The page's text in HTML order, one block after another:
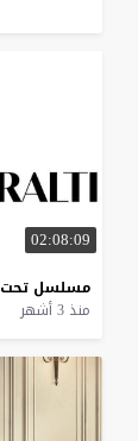
02:08:09
مسلسل تحت
منذ 3 أشهر